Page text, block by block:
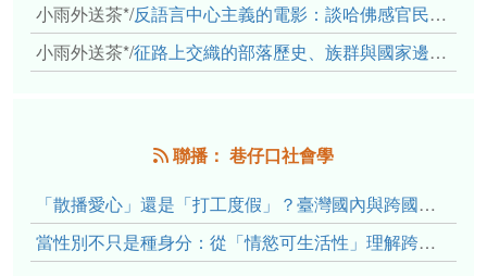
小雨外送茶*/反語言中心主義的電影：談哈佛感官民族誌實驗室
小雨外送茶*/征路上交織的部落歷史、族群與國家邊界敘事： 《路有多長》、《高砂的翅膀》、《檔案／李光輝》
聯播： 巷仔口社會學
「散播愛心」還是「打工度假」？臺灣國內與跨國捐卵的利他修辭、金錢動機與身體代價
當性別不只是種身分：從「情慾可生活性」理解跨性別者的身體、慾望與認同探索